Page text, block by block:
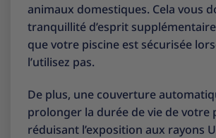
animaux domestiques. Cela vous
tranquillité d’esprit
que votre piscine est sécurisée
l’utilisez pas.
De plus, une couverture
prolonger la durée de vie de votre
réduisant l’exposition aux rayons